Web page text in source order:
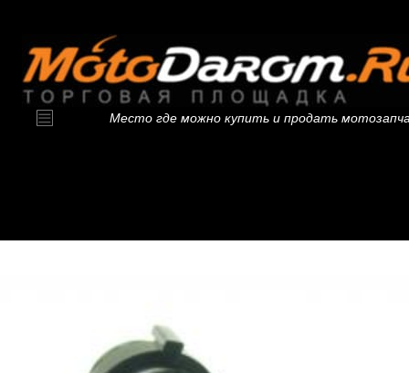
Место где можно купить и продать